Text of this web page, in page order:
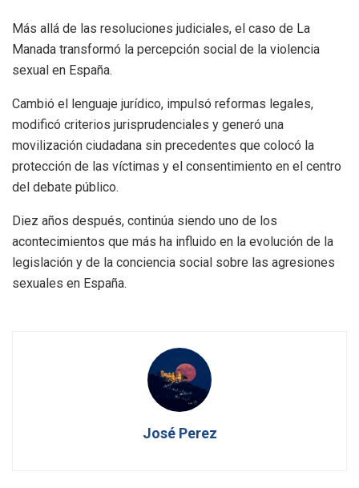
Más allá de las resoluciones judiciales, el caso de La
Manada transformó la percepción social de la violencia
sexual en España.
Cambió el lenguaje jurídico, impulsó reformas legales,
modificó criterios jurisprudenciales y generó una
movilización ciudadana sin precedentes que colocó la
protección de las víctimas y el consentimiento en el centro
del debate público.
Diez años después, continúa siendo uno de los
acontecimientos que más ha influido en la evolución de la
legislación y de la conciencia social sobre las agresiones
sexuales en España.
José Perez